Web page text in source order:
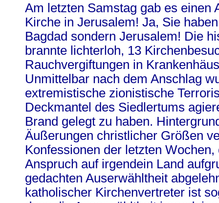
Am letzten Samstag gab es einen
Kirche in Jerusalem! Ja, Sie
Bagdad sondern Jerusalem! Die
brannte lichterloh, 13
Rauchvergiftungen in
Unmittelbar nach dem Anschlag
extremistische zionistische
Deckmantel des Siedlertums
Brand gelegt zu haben.
Äußerungen christlicher Größen
Konfessionen der letzten
Anspruch auf irgendein Land
gedachten Auserwähltheit
katholischer Kirchenvertreter ist